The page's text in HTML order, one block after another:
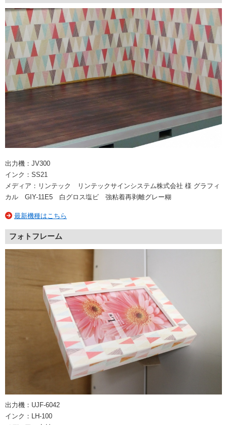
出力機：JV300
インク：SS21
メディア：リンテック リンテックサインシステム株式会社 様 グラフィ
カル GIY-11E5 白グロス塩ビ 強粘着再剥離グレー糊
最新機種はこちら
フォトフレーム
出力機：UJF-6042
インク：LH-100